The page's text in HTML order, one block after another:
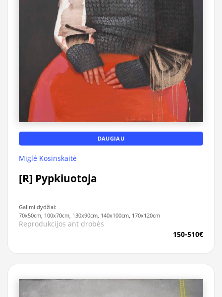
DAUGIAU
Miglė Kosinskaitė
[R] Pypkiuotoja
Galimi dydžiai:
70x50cm, 100x70cm, 130x90cm, 140x100cm, 170x120cm
Reprodukcijos ant drobės
150-510€